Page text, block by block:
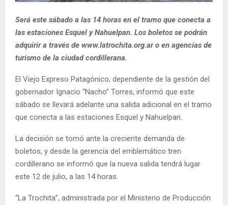
Será este sábado a las 14 horas en el tramo que conecta a
las estaciones Esquel y Nahuelpan. Los boletos se podrán
adquirir a través de www.latrochita.org.ar o en agencias de
turismo de la ciudad cordillerana.
El Viejo Expreso Patagónico, dependiente de la gestión del
gobernador Ignacio “Nacho” Torres, informó que este
sábado se llevará adelante una salida adicional en el tramo
que conecta a las estaciones Esquel y Nahuelpan.
La decisión se tomó ante la creciente demanda de
boletos, y desde la gerencia del emblemático tren
cordillerano se informó que la nueva salida tendrá lugar
este 12 de julio, a las 14 horas.
“La Trochita”, administrada por el Ministerio de Producción